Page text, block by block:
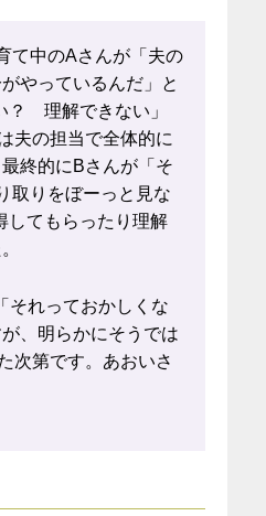
て中のAさんが「夫の
やっているんだ」と
？ 理解できない」
夫の担当で全体的に
終的にBさんが「そ
取りをぼーっと見な
してもらったり理解
それっておかしくな
、明らかにそうでは
次第です。あおいさ